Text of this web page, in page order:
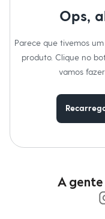
Shorts e Saias
Em alta
Dia dos Pais
Inverno
Camisetas e Regatas
Casacos e Jaquetas
Jeans
Bolsas e Mochilas
Chapéus e Bonés
Ops,
Parece que tivemos
produto. Clique no
vamos
A gente